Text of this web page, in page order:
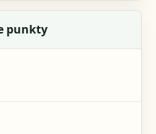
punkty